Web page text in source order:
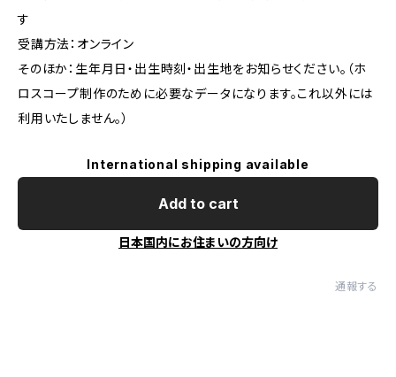
す
受講方法：オンライン
そのほか：生年月日・出生時刻・出生地をお知らせください。（ホ
ロスコープ制作のために必要なデータになります。これ以外には
利用いたしません。）
International shipping available
Add to cart
日本国内にお住まいの方向け
通報する